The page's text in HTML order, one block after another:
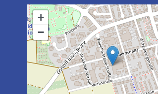
+
−